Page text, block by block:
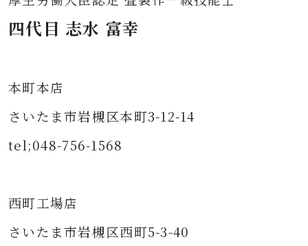
四代目 志水 富幸
本町本店
さいたま市岩槻区本町3-12-14
tel;048-756-1568
西町工場店
さいたま市岩槻区西町5-3-40